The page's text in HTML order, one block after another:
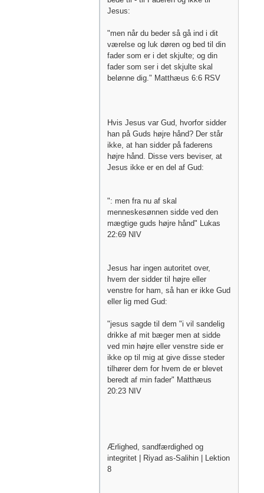
Jesus:
"men når du beder så gå ind i dit
værelse og luk døren og bed til din
fader som er i det skjulte; og din
fader som ser i det skjulte skal
belønne dig." Matthæus 6:6 RSV
Hvis Jesus var Gud, hvorfor sidder
han på Guds højre hånd? Der står
ikke, at han sidder på faderens
højre hånd. Disse vers beviser, at
Jesus ikke er en del af Gud:
": men fra nu af skal
menneskesønnen sidde ved den
mægtige guds højre hånd" Lukas
22:69 NIV
Jesus har ingen autoritet over,
hvem der sidder til højre eller
venstre for ham, så han er ikke Gud
eller lig med Gud:
"jesus sagde til dem "i vil sandelig
drikke af mit bæger men at sidde
ved min højre eller venstre side er
ikke op til mig at give disse steder
tilhører dem for hvem de er blevet
beredt af min fader" Matthæus
20:23 NIV
Ærlighed, sandfærdighed og
integritet | Riyad as-Salihin | Lektion
8